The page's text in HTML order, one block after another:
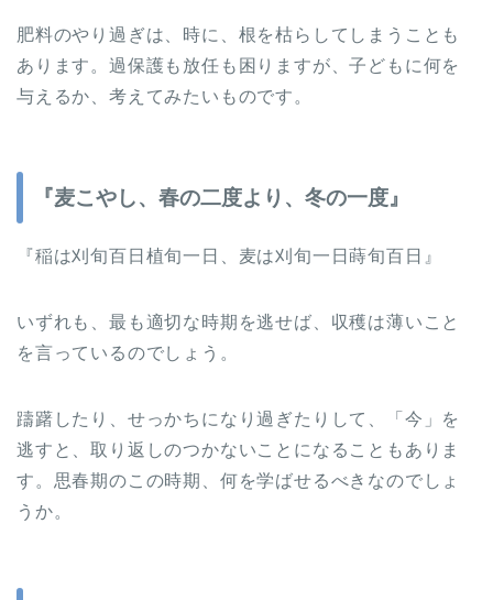
肥料のやり過ぎは、時に、根を枯らしてしまうことも
あります。過保護も放任も困りますが、子どもに何を
与えるか、考えてみたいものです。
『麦こやし、春の二度より、冬の一度』
『稲は刈旬百日植旬一日、麦は刈旬一日蒔旬百日』
いずれも、最も適切な時期を逃せば、収穫は薄いこと
を言っているのでしょう。
躊躇したり、せっかちになり過ぎたりして、「今」を
逃すと、取り返しのつかないことになることもありま
す。思春期のこの時期、何を学ばせるべきなのでしょ
うか。